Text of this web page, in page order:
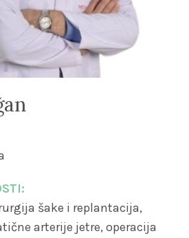
šake i replantacija,
arterije jetre, operacija